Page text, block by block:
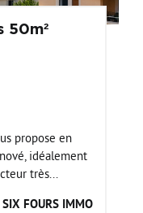
50m²
propose en
idéalement
très...
SIX FOURS IMMO